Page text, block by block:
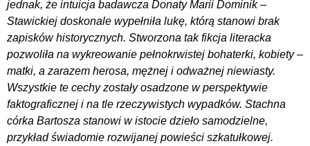
jednak, że intuicja badawcza Donaty Marii Dominik –
Stawickiej doskonale wypełniła lukę, którą stanowi brak
zapisków historycznych. Stworzona tak fikcja literacka
pozwoliła na wykreowanie pełnokrwistej bohaterki, kobiety –
matki, a zarazem herosa, mężnej i odważnej niewiasty.
Wszystkie te cechy zostały osadzone w perspektywie
faktograficznej i na tle rzeczywistych wypadków. Stachna
córka Bartosza stanowi w istocie dzieło samodzielne,
przykład świadomie rozwijanej powieści szkatułkowej.